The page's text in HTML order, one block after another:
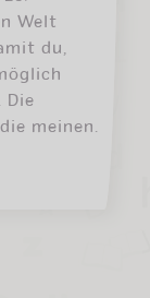
Welt
du,
Die
meinen.